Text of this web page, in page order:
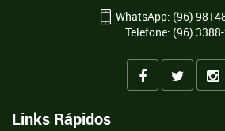
WhatsApp: (96)
Telefone: (96)
Links Rápidos